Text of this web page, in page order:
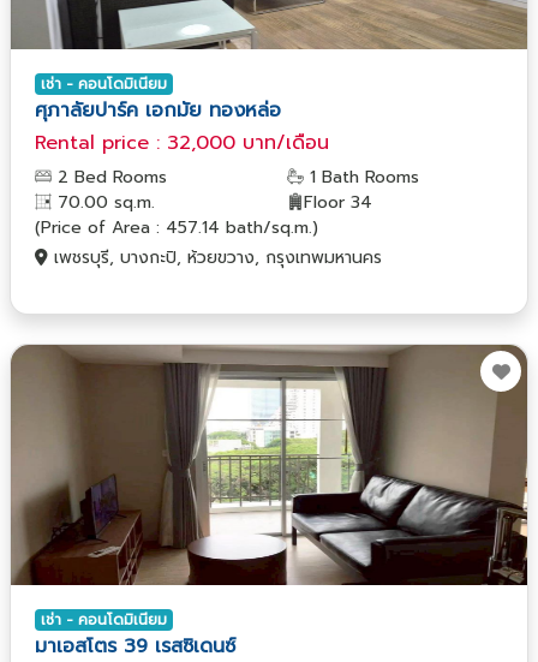
เช่า - คอนโดมิเนียม
ศุภาลัยปาร์ค เอกมัย ทองหล่อ
Rental price : 32,000 บาท/เดือน
2 Bed Rooms
1 Bath Rooms
70.00 sq.m.
Floor 34
(Price of Area : 457.14 bath/sq.m.)
เพชรบุรี, บางกะปิ, ห้วยขวาง, กรุงเทพมหานคร
เช่า - คอนโดมิเนียม
มาเอสโตร 39 เรสซิเดนซ์